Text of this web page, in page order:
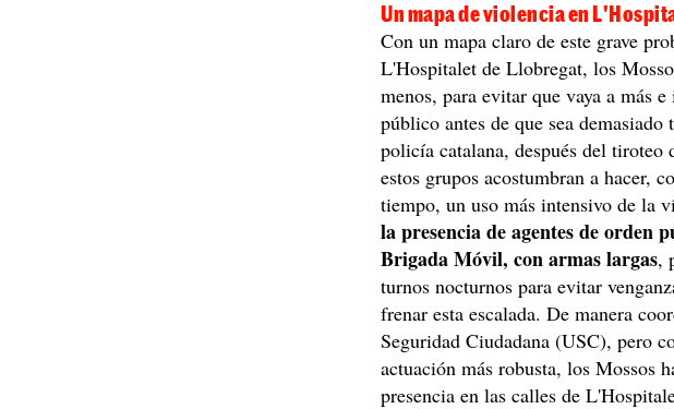
Un mapa de violencia en
Con un mapa claro de este grave
L'Hospitalet de Llobregat, los
menos, para evitar que vaya a más
público antes de que sea
policía catalana, después del
estos grupos acostumbran a hacer,
tiempo, un uso más intensivo de la
la presencia de agentes de orden
Brigada Móvil, con armas largas,
turnos nocturnos para evitar
frenar esta escalada. De manera
Seguridad Ciudadana (USC), pero
actuación más robusta, los Mossos
presencia en las calles de